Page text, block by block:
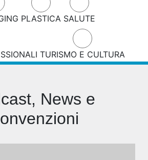
PLASTICA SALUTE
TURISMO E CULTURA
News e